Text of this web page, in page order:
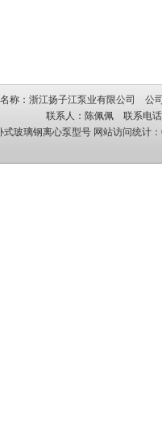
称：浙江扬子江泵业有限公司 公
联系人：陈佩佩 联系电
式玻璃钢离心泵型号 网站访问统计